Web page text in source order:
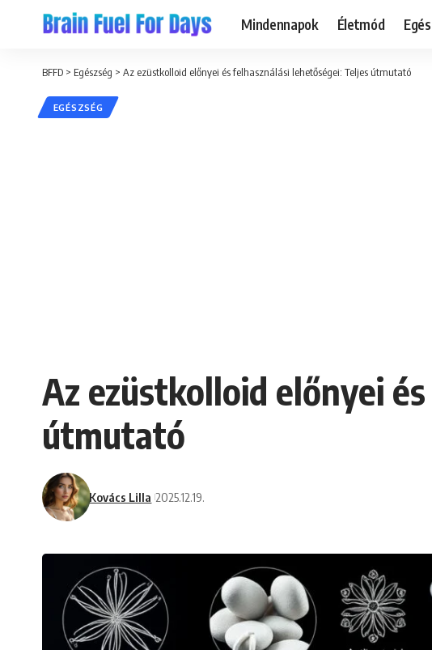
Mindennapok Életmód
BFFD > Egészség > Az ezüstkolloid előnyei és felhasználási lehetőségei: Teljes útmutató
EGÉSZSÉG
Az ezüstkolloid előnyei
útmutató
Kovács Lilla 2025.12.19.